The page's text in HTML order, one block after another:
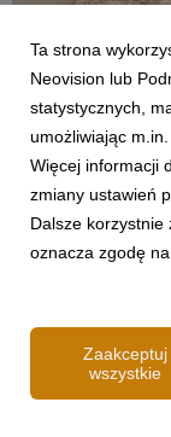
NEWSLETTER
POMOCY!
31 maja 2026
Już w serwisie
Ta strona
Neovision lub
statystycznych,
umożliwiając
Więcej informacji
zmiany ustawień
Dalsze
oznacza zgodę
Zaakceptuj
wszystkie